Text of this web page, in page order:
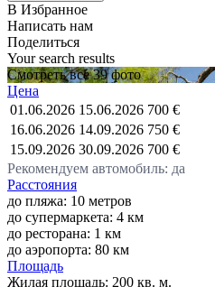
В Избранное
Написать нам
Поделиться
Your search results
Смотреть все 39 фото
Цена
01.06.2026 15.06.2026 700 €
16.06.2026 14.09.2026 750 €
15.09.2026 30.09.2026 700 €
Рекомендуем автомобиль: да
Расстояния
до пляжа: 10 метров
до супермаркета: 4 км
до ресторана: 1 км
до аэропорта: 80 км
Площадь
Жилая площадь: 200 кв. м.